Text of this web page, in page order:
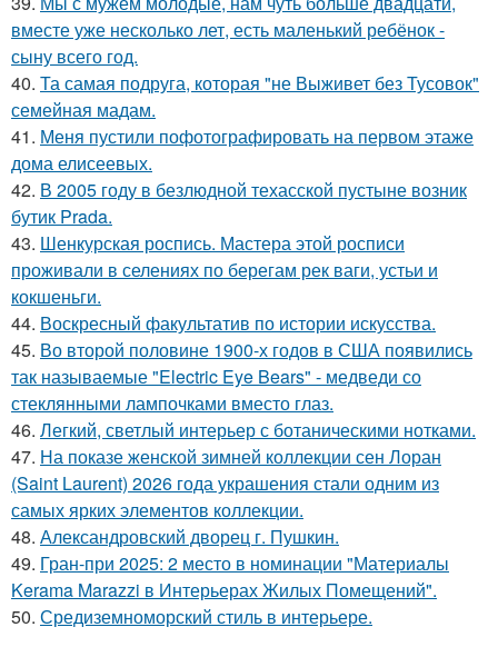
вместе уже несколько лет, есть маленький ребёнок -
сыну всего год.
40. Та самая подруга, которая "не Выживет без Тусовок"
семейная мадам.
41. Меня пустили пофотографировать на первом этаже
дома елисеевых.
42. В 2005 году в безлюдной техасской пустыне возник
бутик Prada.
43. Шенкурская роспись. Мастера этой росписи
проживали в селениях по берегам рек ваги, устьи и
кокшеньги.
44. Воскресный факультатив по истории искусства.
45. Во второй половине 1900-х годов в США появились
так называемые "Electric Eye Bears" - медведи со
стеклянными лампочками вместо глаз.
46. Легкий, светлый интерьер с ботаническими нотками.
47. На показе женской зимней коллекции сен Лоран
(Saint Laurent) 2026 года украшения стали одним из
самых ярких элементов коллекции.
48. Александровский дворец г. Пушкин.
49. Гран-при 2025: 2 место в номинации "Материалы
Kerama Marazzi в Интерьерах Жилых Помещений".
50. Средиземноморский стиль в интерьере.